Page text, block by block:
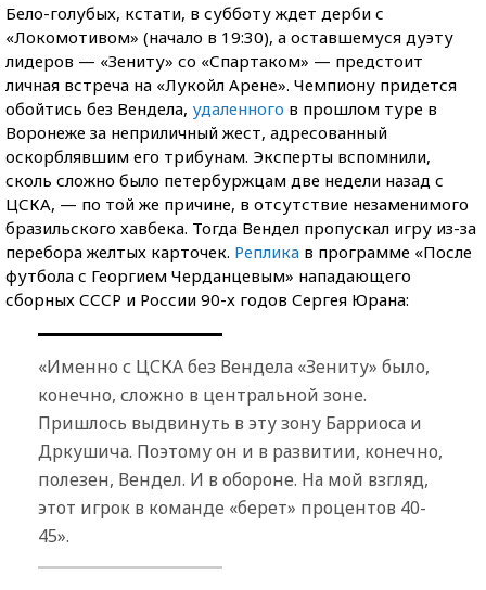
Бело-голубых, кстати, в субботу ждет дерби с
«Локомотивом» (начало в 19:30), а оставшемуся дуэту
лидеров — «Зениту» со «Спартаком» — предстоит
личная встреча на «Лукойл Арене». Чемпиону придется
обойтись без Вендела, удаленного в прошлом туре в
Воронеже за неприличный жест, адресованный
оскорблявшим его трибунам. Эксперты вспомнили,
сколь сложно было петербуржцам две недели назад с
ЦСКА, — по той же причине, в отсутствие незаменимого
бразильского хавбека. Тогда Вендел пропускал игру из-за
перебора желтых карточек. Реплика в программе «После
футбола с Георгием Черданцевым» нападающего
сборных СССР и России 90-х годов Сергея Юрана:
«Именно с ЦСКА без Вендела «Зениту» было,
конечно, сложно в центральной зоне.
Пришлось выдвинуть в эту зону Барриоса и
Дркушича. Поэтому он и в развитии, конечно,
полезен, Вендел. И в обороне. На мой взгляд,
этот игрок в команде «берет» процентов 40-
45».